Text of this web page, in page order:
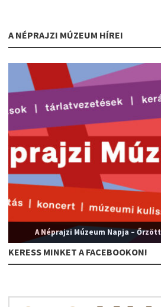
A NÉPRAJZI MÚZEUM HÍREI
A Néprajzi Múzeum Napja –
KERESS MINKET A FACEBOOKON!